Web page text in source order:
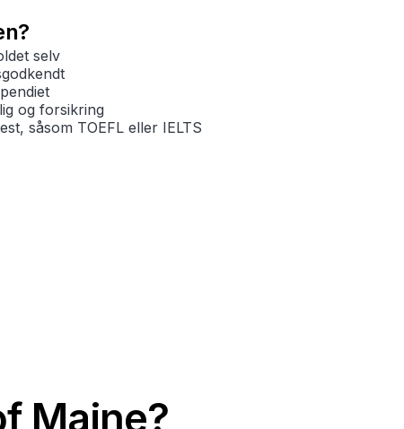
selv
og forsikring
såsom TOEFL eller IELTS
Maine?